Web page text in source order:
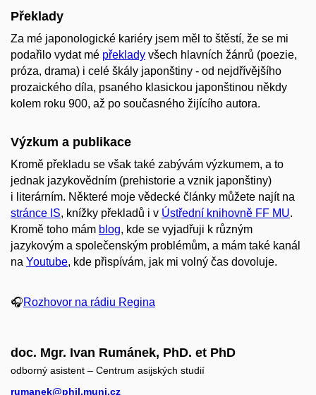
Překlady
Za mé japonologické kariéry jsem měl to štěstí, že se mi
podařilo vydat mé překlady všech hlavních žánrů (poezie,
próza, drama) i celé škály japonštiny - od nejdřívějšího
prozaického díla, psaného klasickou japonštinou někdy
kolem roku 900, až po současného žijícího autora.
Výzkum a publikace
Kromě překladu se však také zabývám výzkumem, a to
jednak jazykovědním (prehistorie a vznik japonštiny)
i literárním. Některé moje vědecké články můžete najít na
stránce IS, knížky překladů i v Ústřední knihovně FF MU.
Kromě toho mám blog, kde se vyjadřuji k různým
jazykovým a společenským problémům, a mám také kanál
na Youtube, kde přispívám, jak mi volný čas dovoluje.
🎧Rozhovor na rádiu Regina
doc. Mgr. Ivan Rumánek, PhD. et PhD
odborný asistent – Centrum asijských studií
rumanek@phil.muni.cz